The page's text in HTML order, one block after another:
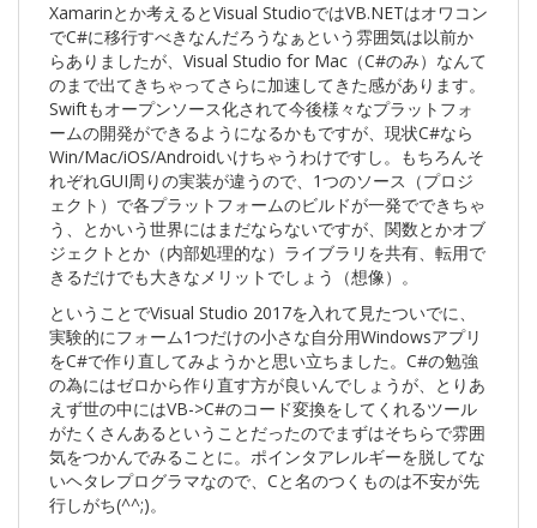
Xamarinとか考えるとVisual StudioではVB.NETはオワコン
でC#に移行すべきなんだろうなぁという雰囲気は以前か
らありましたが、Visual Studio for Mac（C#のみ）なんて
のまで出てきちゃってさらに加速してきた感があります。
Swiftもオープンソース化されて今後様々なプラットフォ
ームの開発ができるようになるかもですが、現状C#なら
Win/Mac/iOS/Androidいけちゃうわけですし。もちろんそ
れぞれGUI周りの実装が違うので、1つのソース（プロジ
ェクト）で各プラットフォームのビルドが一発でできちゃ
う、とかいう世界にはまだならないですが、関数とかオブ
ジェクトとか（内部処理的な）ライブラリを共有、転用で
きるだけでも大きなメリットでしょう（想像）。
ということでVisual Studio 2017を入れて見たついでに、
実験的にフォーム1つだけの小さな自分用Windowsアプリ
をC#で作り直してみようかと思い立ちました。C#の勉強
の為にはゼロから作り直す方が良いんでしょうが、とりあ
えず世の中にはVB->C#のコード変換をしてくれるツール
がたくさんあるということだったのでまずはそちらで雰囲
気をつかんでみることに。ポインタアレルギーを脱してな
いヘタレプログラマなので、Cと名のつくものは不安が先
行しがち(^^;)。